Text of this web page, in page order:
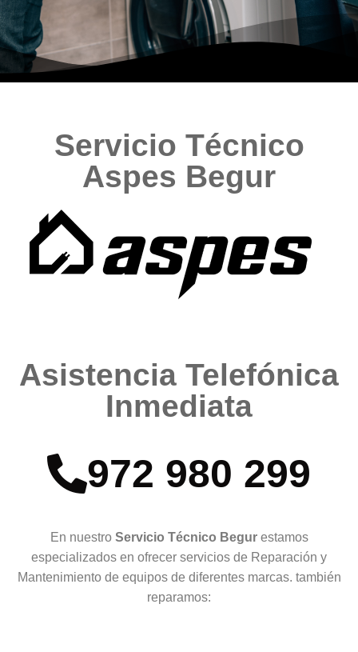
Servicio Técnico
Aspes Begur
Asistencia Telefónica
Inmediata
972 980 299
En nuestro Servicio Técnico Begur estamos
especializados en ofrecer servicios de Reparación y
Mantenimiento de equipos de diferentes marcas. también
reparamos: